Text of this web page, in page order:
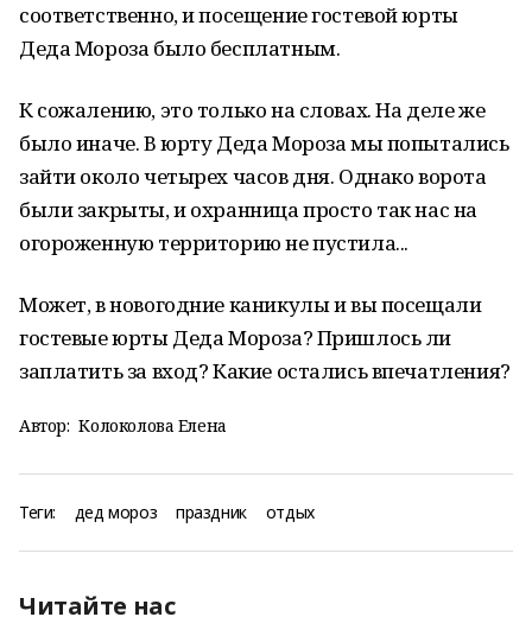
соответственно, и посещение гостевой юрты
Деда Мороза было бесплатным.
К сожалению, это только на словах. На деле же
было иначе. В юрту Деда Мороза мы попытались
зайти около четырех часов дня. Однако ворота
были закрыты, и охранница просто так нас на
огороженную территорию не пустила...
Может, в новогодние каникулы и вы посещали
гостевые юрты Деда Мороза? Пришлось ли
заплатить за вход? Какие остались впечатления?
Автор: Колоколова Елена
Теги: дед мороз праздник отдых
Читайте нас